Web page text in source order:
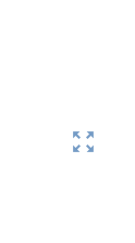
zoom_out_map